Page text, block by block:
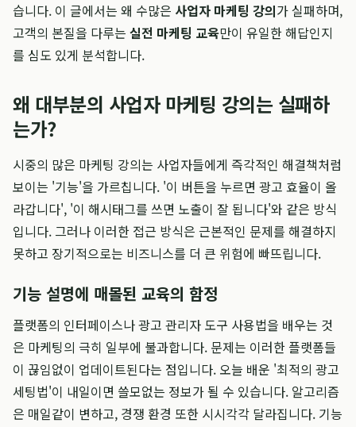
습니다. 이 글에서는 왜 수많은 사업자 마케팅 강의가 실패하며,
고객의 본질을 다루는 실전 마케팅 교육만이 유일한 해답인지
를 심도 있게 분석합니다.
왜 대부분의 사업자 마케팅 강의는 실패하
는가?
시중의 많은 마케팅 강의는 사업자들에게 즉각적인 해결책처럼
보이는 '기능'을 가르칩니다. '이 버튼을 누르면 광고 효율이 올
라갑니다', '이 해시태그를 쓰면 노출이 잘 됩니다'와 같은 방식
입니다. 그러나 이러한 접근 방식은 근본적인 문제를 해결하지
못하고 장기적으로는 비즈니스를 더 큰 위험에 빠뜨립니다.
기능 설명에 매몰된 교육의 함정
플랫폼의 인터페이스나 광고 관리자 도구 사용법을 배우는 것
은 마케팅의 극히 일부에 불과합니다. 문제는 이러한 플랫폼들
이 끊임없이 업데이트된다는 점입니다. 오늘 배운 '최적의 광고
세팅법'이 내일이면 쓸모없는 정보가 될 수 있습니다. 알고리즘
은 매일같이 변하고, 경쟁 환경 또한 시시각각 달라집니다. 기능